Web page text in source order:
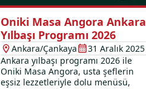
Oniki Masa Angora Ankara
Yılbaşı Programı 2026
Ankara/Çankaya
31 Aralık 2025
Ankara yılbaşı programı 2026 ile
Oniki Masa Angora, usta şeflerin
eşsiz lezzetleriyle dolu menüsü,